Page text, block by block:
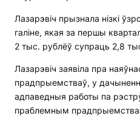
Лазарэвіч прызнала нізкі
галіне, якая за першы
2 тыс. рублёў супраць 2,8
Лазарэвіч заявіла пра
прадпрыемстваў, у
адпаведныя работы па
праблемным